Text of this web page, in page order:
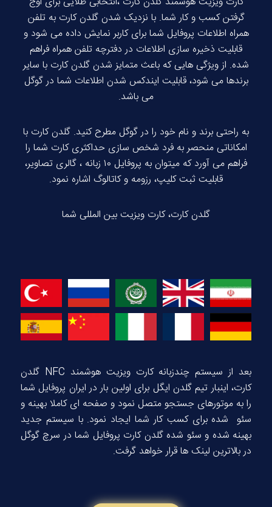
گرفتن کسب و کار شما. با نزدیک شدن گلدن کارت به تلفن
همراه اطلاعات پروفایل شما برای کاربر نمایش داده می شود و
قابلیت ذخیره سازی اطلاعات در دفترچه تلفن همراه فراهم
شده. از ویژگی هایی که باعث متمایز شدن گلدن کارت با سایر
برندها می شود، قابلیت ایندکس شدن اطلاعات شما در گوگل
می باشد.
به راحتی برند و نام خود را در گوگل مطرح کنید. گلدن کارت با
امکاناتی منحصر به فرد شخص سازی حداکثری کارت شما را
فراهم می آورد که میتوان به پروفایل ۱۰ زبانه ، گالری تصاویر،
قابلیت ثبت کلیپ، رزومه و کاتالوگ اشاره نمود.
گلدن کارت، کارت ویزیت بین المللی شما
بعد از سیستم چندزبانه کارت ویزیت هوشمند NFC گلدن
کارت، اینبار تیم گلدن ایگل برای اولین بار در ایران پروفایل شما
را به موتورهای جستجو متصل نمود و صفحه ای کاملا بهینه و
سئو شده برای کسب کار شما ایجاد نمود. با سیستم جدید
بهینه شده و سئو شده گلدن کارت پروفایل شما در سرچ گوگل
در بالاترین لینک ها قرار خواهد گرفت.